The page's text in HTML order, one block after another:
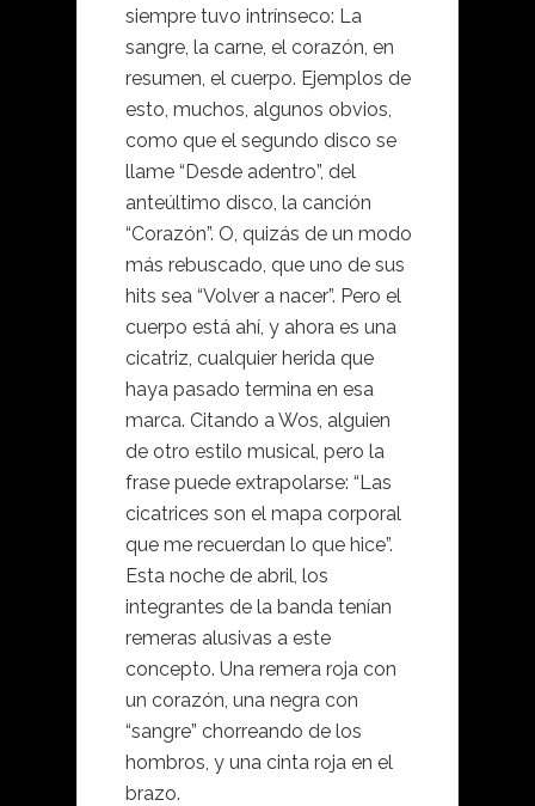
siempre tuvo intrínseco: La
sangre, la carne, el corazón, en
resumen, el cuerpo. Ejemplos de
esto, muchos, algunos obvios,
como que el segundo disco se
llame “Desde adentro”, del
anteúltimo disco, la canción
“Corazón”. O, quizás de un modo
más rebuscado, que uno de sus
hits sea “Volver a nacer”. Pero el
cuerpo está ahí, y ahora es una
cicatriz, cualquier herida que
haya pasado termina en esa
marca. Citando a Wos, alguien
de otro estilo musical, pero la
frase puede extrapolarse: “Las
cicatrices son el mapa corporal
que me recuerdan lo que hice”.
Esta noche de abril, los
integrantes de la banda tenían
remeras alusivas a este
concepto. Una remera roja con
un corazón, una negra con
“sangre” chorreando de los
hombros, y una cinta roja en el
brazo.